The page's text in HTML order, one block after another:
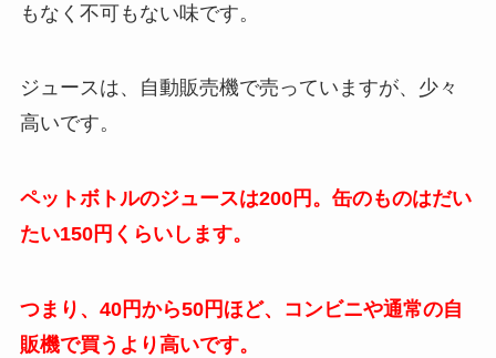
もなく不可もない味です。
ジュースは、自動販売機で売っていますが、少々
高いです。
ペットボトルのジュースは200円。缶のものはだい
たい150円くらいします。
つまり、40円から50円ほど、コンビニや通常の自
販機で買うより高いです。